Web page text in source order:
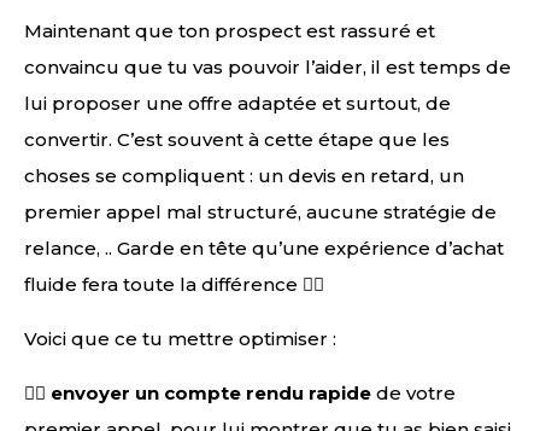
Maintenant que ton prospect est rassuré et
convaincu que tu vas pouvoir l’aider, il est temps de
lui proposer une offre adaptée et surtout, de
convertir. C’est souvent à cette étape que les
choses se compliquent : un devis en retard, un
premier appel mal structuré, aucune stratégie de
relance, .. Garde en tête qu’une expérience d’achat
fluide fera toute la différence ✌🏻
Voici que ce tu mettre optimiser :
👉🏻 envoyer un compte rendu rapide de votre